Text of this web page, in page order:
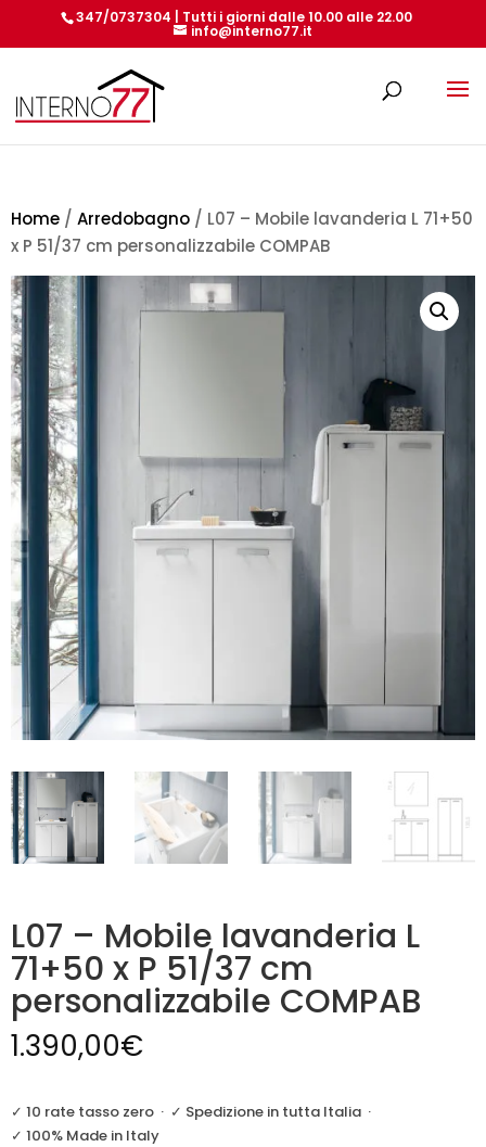
347/0737304 | Tutti i giorni dalle 10.00 alle 22.00
info@interno77.it
Home / Arredobagno / L07 – Mobile lavanderia L 71+50
x P 51/37 cm personalizzabile COMPAB
L07 – Mobile lavanderia L
71+50 x P 51/37 cm
personalizzabile COMPAB
1.390,00€
✓ 10 rate tasso zero · ✓ Spedizione in tutta Italia ·
✓ 100% Made in Italy